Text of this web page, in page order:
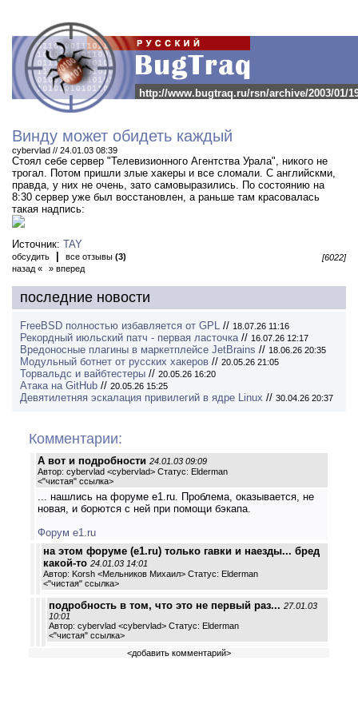
http://www.bugtraq.ru/rsn/archive/2003/01/
Винду может обидеть каждый
cybervlad // 24.01.03 08:39
Стоял себе сервер "Телевизионного Агентства Урала", никого не
трогал. Потом пришли злые хакеры и все сломали. С английскми,
правда, у них не очень, зато самовыразились. По состоянию на
8:30 сервер уже был восстановлен, а раньше там красовалась
такая надпись:
Источник: TAY
обсудить все отзывы (3)
[6022]
назад «
» вперед
последние новости
FreeBSD полностью избавляется от GPL // 18.07.26 11:16
Рекордный июльский патч - первая ласточка// 16.07.26 12:17
Вредоносные плагины в маркетплейсе JetBrains // 18.06.26 20:35
Модульный ботнет от русских хакеров // 20.05.26 21:05
Торвальдс и вайбтестеры // 20.05.26 16:20
Атака на GitHub // 20.05.26 15:25
Девятилетняя эскалация привилегий в ядре Linux // 30.04.26 20:37
Комментарии:
А вот и подробности 24.01.03 09:09
Автор: cybervlad <cybervlad> Статус: Elderman
<"чистая" ссылка>
... нашлись на форуме e1.ru. Проблема, оказывается, не
новая, и борются с ней при помощи бэкапа.
Форум e1.ru
на этом форуме (e1.ru) только гавки и наезды... бред
какой-то 24.01.03 14:01
Автор: Korsh <Мельников Михаил> Статус: Elderman
<"чистая" ссылка>
подробность в том, что это не первый раз... 27.01.03
10:01
Автор: cybervlad <cybervlad> Статус: Elderman
<"чистая" ссылка>
<добавить комментарий>